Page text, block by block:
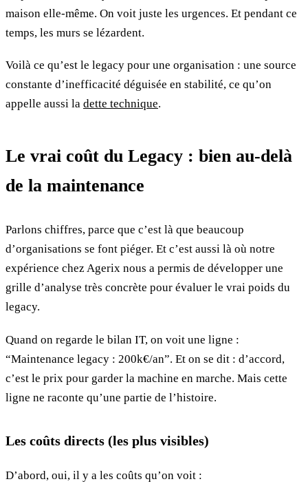
maison elle-même. On voit juste les urgences. Et pendant ce
temps, les murs se lézardent.
Voilà ce qu’est le legacy pour une organisation : une source
constante d’inefficacité déguisée en stabilité, ce qu’on
appelle aussi la dette technique.
Le vrai coût du Legacy : bien au-delà
de la maintenance
Parlons chiffres, parce que c’est là que beaucoup
d’organisations se font piéger. Et c’est aussi là où notre
expérience chez Agerix nous a permis de développer une
grille d’analyse très concrète pour évaluer le vrai poids du
legacy.
Quand on regarde le bilan IT, on voit une ligne :
“Maintenance legacy : 200k€/an”. Et on se dit : d’accord,
c’est le prix pour garder la machine en marche. Mais cette
ligne ne raconte qu’une partie de l’histoire.
Les coûts directs (les plus visibles)
D’abord, oui, il y a les coûts qu’on voit :